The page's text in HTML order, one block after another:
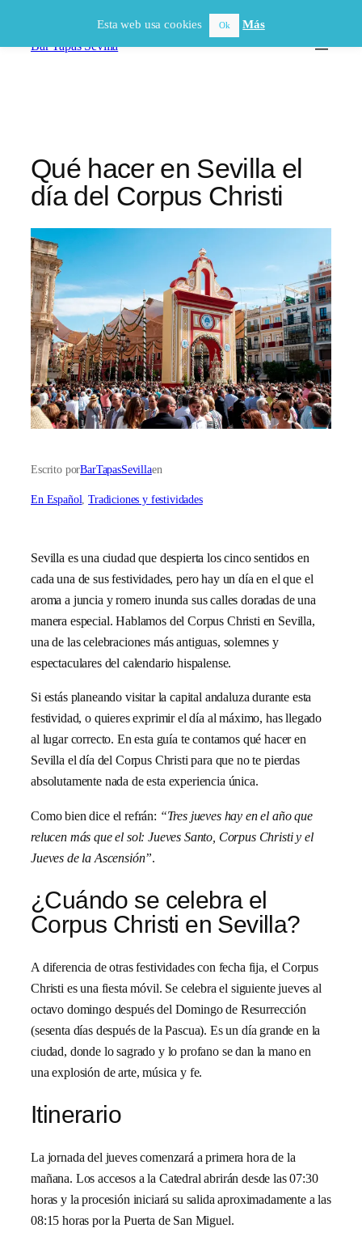
Bar Tapas Sevilla
Qué hacer en Sevilla el
día del Corpus Christi
Escrito porBarTapasSevillaen
En Español , Tradiciones y festividades
Sevilla es una ciudad que despierta los cinco sentidos en
cada una de sus festividades, pero hay un día en el que el
aroma a juncia y romero inunda sus calles doradas de una
manera especial. Hablamos del Corpus Christi en Sevilla,
una de las celebraciones más antiguas, solemnes y
espectaculares del calendario hispalense.
Si estás planeando visitar la capital andaluza durante esta
festividad, o quieres exprimir el día al máximo, has llegado
al lugar correcto. En esta guía te contamos qué hacer en
Sevilla el día del Corpus Christi para que no te pierdas
absolutamente nada de esta experiencia única.
Como bien dice el refrán: “Tres jueves hay en el año que
relucen más que el sol: Jueves Santo, Corpus Christi y el
Jueves de la Ascensión”.
¿Cuándo se celebra el
Corpus Christi en Sevilla?
A diferencia de otras festividades con fecha fija, el Corpus
Christi es una fiesta móvil. Se celebra el siguiente jueves al
octavo domingo después del Domingo de Resurrección
(sesenta días después de la Pascua). Es un día grande en la
ciudad, donde lo sagrado y lo profano se dan la mano en
una explosión de arte, música y fe.
Itinerario
La jornada del jueves comenzará a primera hora de la
mañana. Los accesos a la Catedral abrirán desde las 07:30
horas y la procesión iniciará su salida aproximadamente a las
08:15 horas por la Puerta de San Miguel.
Esta web usa cookies Ok Más